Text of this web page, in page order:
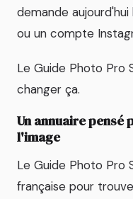
demande
ou un compte
Le Guide Photo Pro
changer ça.
Un annuaire pensé
l'image
Le Guide Photo Pro
française pour